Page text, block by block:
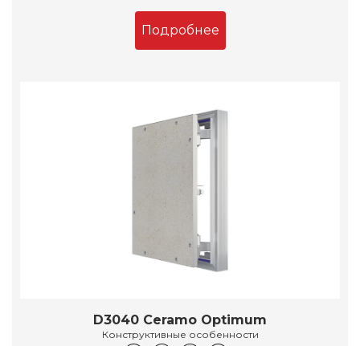
Подробнее
D3040 Ceramo Optimum
Конструктивные особенности